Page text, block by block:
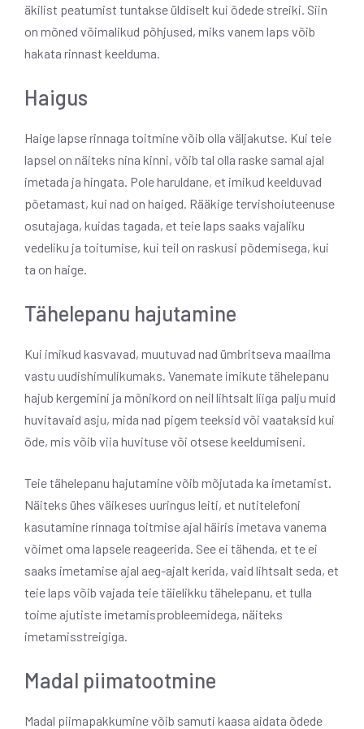
äkilist peatumist tuntakse üldiselt kui õdede streiki. Siin
on mõned võimalikud põhjused, miks vanem laps võib
hakata rinnast keelduma.
Haigus
Haige lapse rinnaga toitmine võib olla väljakutse. Kui teie
lapsel on näiteks nina kinni, võib tal olla raske samal ajal
imetada ja hingata. Pole haruldane, et imikud keelduvad
põetamast, kui nad on haiged. Rääkige tervishoiuteenuse
osutajaga, kuidas tagada, et teie laps saaks vajaliku
vedeliku ja toitumise, kui teil on raskusi põdemisega, kui
ta on haige.
Tähelepanu hajutamine
Kui imikud kasvavad, muutuvad nad ümbritseva maailma
vastu uudishimulikumaks. Vanemate imikute tähelepanu
hajub kergemini ja mõnikord on neil lihtsalt liiga palju muid
huvitavaid asju, mida nad pigem teeksid või vaataksid kui
õde, mis võib viia huvituse või otsese keeldumiseni.
Teie tähelepanu hajutamine võib mõjutada ka imetamist.
Näiteks ühes väikeses uuringus leiti, et nutitelefoni
kasutamine rinnaga toitmise ajal häiris imetava vanema
võimet oma lapsele reageerida. See ei tähenda, et te ei
saaks imetamise ajal aeg-ajalt kerida, vaid lihtsalt seda, et
teie laps võib vajada teie täielikku tähelepanu, et tulla
toime ajutiste imetamisprobleemidega, näiteks
imetamisstreigiga.
Madal piimatootmine
Madal piimapakkumine võib samuti kaasa aidata õdede